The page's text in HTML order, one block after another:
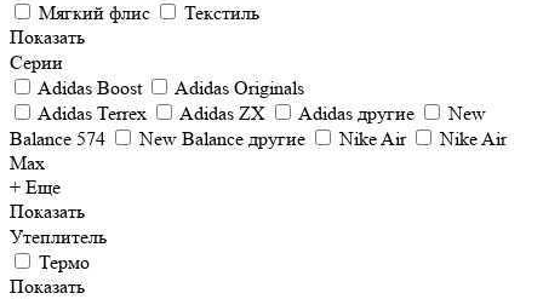
Мягкий флис
Текстиль
Показать
Серии
Adidas Boost
Adidas Originals
Adidas Terrex
Adidas ZX Adidas другие
New
Balance 574
New Balance другие Nike Air
Nike Air
Max
+ Еще
Показать
Утеплитель
Термо
Показать